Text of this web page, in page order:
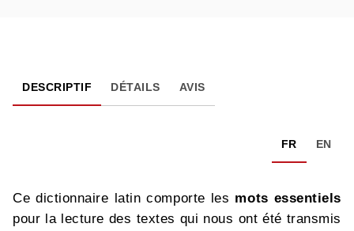
DESCRIPTIF DÉTAILS AVIS
FR EN
Ce dictionnaire latin comporte les mots essentiels
pour la lecture des textes qui nous ont été transmis